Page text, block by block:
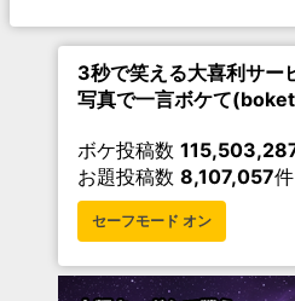
3秒で笑える大喜利サー
写真で一言ボケて
ボケ投稿数
お題投稿数 8,107,057件
セーフモード オン